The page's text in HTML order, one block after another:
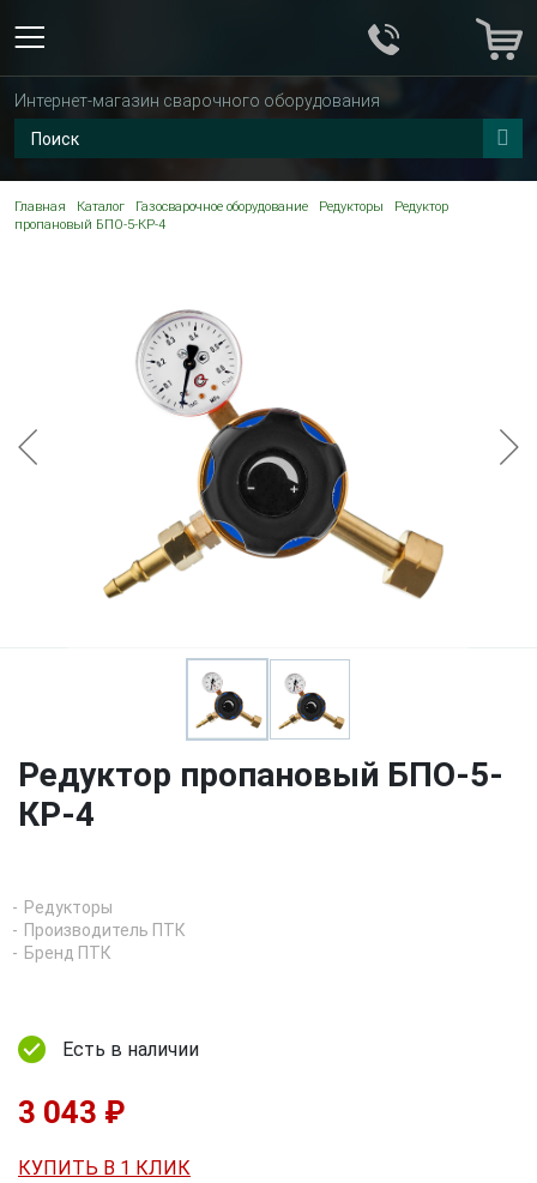
Интернет-магазин сварочного оборудования
Главная Каталог Газосварочное оборудование Редукторы
Редуктор
пропановый БПО-5-КР-4
Редуктор пропановый БПО-5-
КР-4
Редукторы
Производитель ПТК
Бренд ПТК
Есть в наличии
3 043 ₽
КУПИТЬ В 1 КЛИК